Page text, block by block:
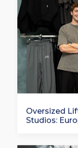
Oversized
Studios: